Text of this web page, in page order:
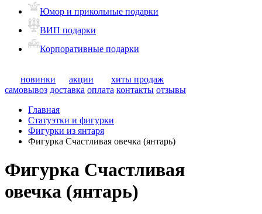
Юмор и прикольные подарки
ВИП подарки
Корпоративные подарки
новинки акции
хиты продаж
самовывоз доставка оплата контакты отзывы
Главная
Статуэтки и фигурки
Фигурки из янтаря
Фигурка Счастливая овечка (янтарь)
Фигурка Счастливая
овечка (янтарь)